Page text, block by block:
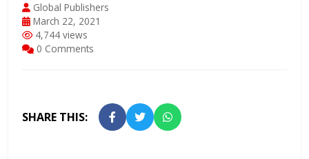
Global Publishers
March 22, 2021
4,744 views
0 Comments
SHARE THIS: